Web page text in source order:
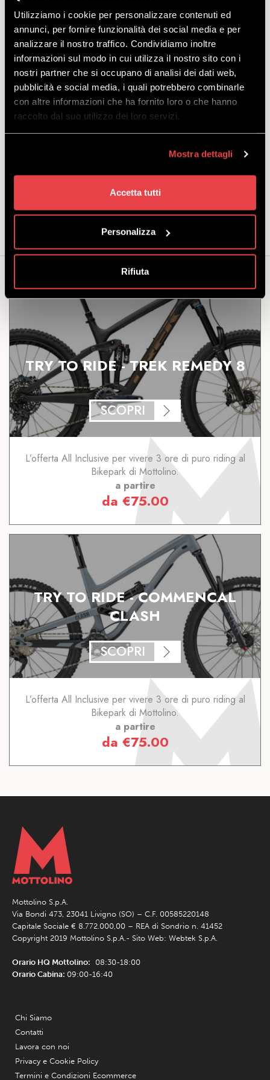
Utilizziamo i cookie per personalizzare contenuti ed
annunci, per fornire funzionalità dei social media e per
analizzare il nostro traffico. Condividiamo inoltre
informazioni sul modo in cui utilizza il nostro sito con i
nostri partner che si occupano di analisi dei dati web,
pubblicità e social media, i quali potrebbero combinarle
con altre informazioni che ha fornito loro o che hanno
raccolto dal suo utilizzo dei loro servizi.
Mostra dettagli
Accetta tutti
Personalizza
Rifiuta
Tariffa pomeridiana: dalle 13.00 alle 16.00.
Quando: tutti i giorni, dal 15 giugno al 1 settembre, dalle 08.30 alle
17.30.
Dove:Rental alla partenza della telecabina Mottolino -Mappa
Policy:l'assicurazione bike, acquistabile online al costo di € 10,00,
fornisce una copertura danni sul prodotto fino a € 300,00.
Nota:in caso di no-show del cliente (mancata presentazione) il
prestazione del servizio qualora cause di forza maggiore ne
Può interessarti anche...
TRY TO RIDE - TREK REMEDY 8
SCOPRI
L’offerta All Inclusive per vivere 3 ore di puro riding al
Bikepark di Mottolino.
a partire
da €75.00
TRY TO RIDE - COMMENCAL
CLASH
SCOPRI
L’offerta All Inclusive per vivere 3 ore di puro riding al
Bikepark di Mottolino.
a partire
da €75.00
Mottolino S.p.A.
Via Bondi 473, 23041 Livigno (SO) – C.F. 00585220148
Capitale Sociale € 8.772.000,00 – REA di Sondrio n. 41452
Copyright 2019 Mottolino S.p.A.- Sito Web: Webtek S.p.A.
Orario HQ Mottolino: 08:30-18:00
Orario Cabina: 09:00-16:40
Chi Siamo
Contatti
Lavora con noi
Privacy e Cookie Policy
Termini e Condizioni Ecommerce